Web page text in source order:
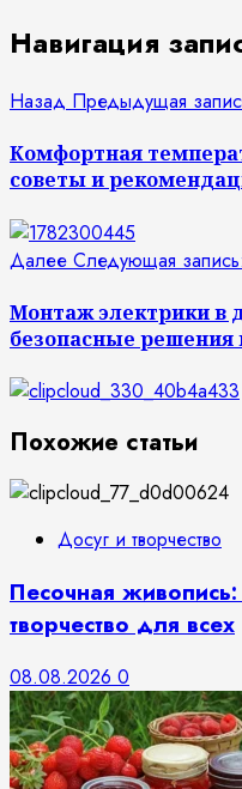
Навигация
Назад Предыдущая
Комфортная
советы и
Далее Следующая запись:
Монтаж электрики в
безопасные решения
Похожие статьи
Досуг и творчество
Песочная
творчество для всех
08.08.2026 0